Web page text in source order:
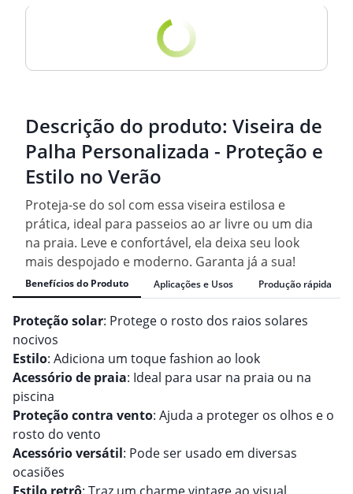
Descrição do produto: Viseira de
Palha Personalizada - Proteção e
Estilo no Verão
Proteja-se do sol com essa viseira estilosa e
prática, ideal para passeios ao ar livre ou um dia
na praia. Leve e confortável, ela deixa seu look
mais despojado e moderno. Garanta já a sua!
Benefícios do Produto Aplicações e Usos Produção rápida
Proteção solar: Protege o rosto dos raios solares
nocivos
Estilo: Adiciona um toque fashion ao look
Acessório de praia: Ideal para usar na praia ou na
piscina
Proteção contra vento: Ajuda a proteger os olhos e o
rosto do vento
Acessório versátil: Pode ser usado em diversas
ocasiões